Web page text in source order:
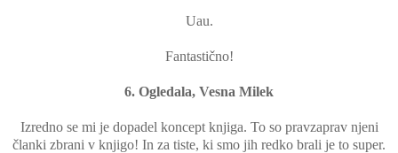
Uau.
Fantastično!
6. Ogledala, Vesna Milek
Izredno se mi je dopadel koncept knjiga. To so pravzaprav njeni
članki zbrani v knjigo! In za tiste, ki smo jih redko brali je to super.